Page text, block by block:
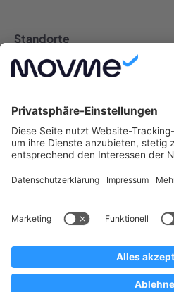
Standorte
Auto Abo Deutschland
Berlin Auto Abo
Dresden Auto Abo
Frankfurt Auto Abo
Hamburg Auto Abo
Köln Auto Abo
München Auto Abo
Stuttgart Auto Abo